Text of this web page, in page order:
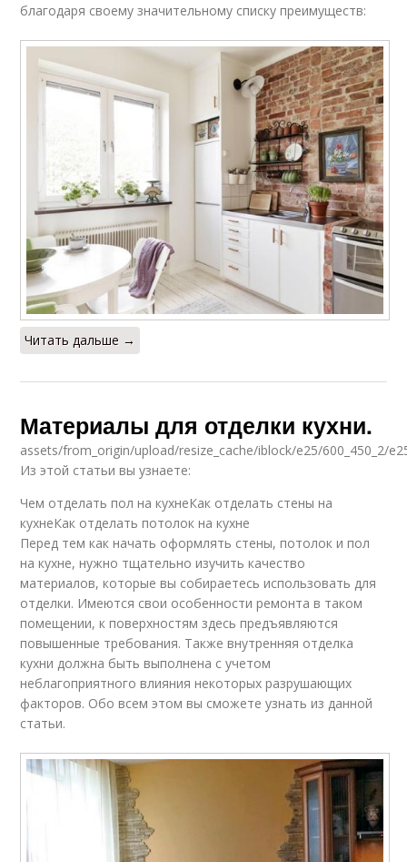
благодаря своему значительному списку преимуществ:
Читать дальше →
Материалы для отделки кухни.
assets/from_origin/upload/resize_cache/iblock/e25/600_450_2/
Из этой статьи вы узнаете:
Чем отделать пол на кухнеКак отделать стены на
кухнеКак отделать потолок на кухне
Перед тем как начать оформлять стены, потолок и пол
на кухне, нужно тщательно изучить качество
материалов, которые вы собираетесь использовать для
отделки. Имеются свои особенности ремонта в таком
помещении, к поверхностям здесь предъявляются
повышенные требования. Также внутренняя отделка
кухни должна быть выполнена с учетом
неблагоприятного влияния некоторых разрушающих
факторов. Обо всем этом вы сможете узнать из данной
статьи.